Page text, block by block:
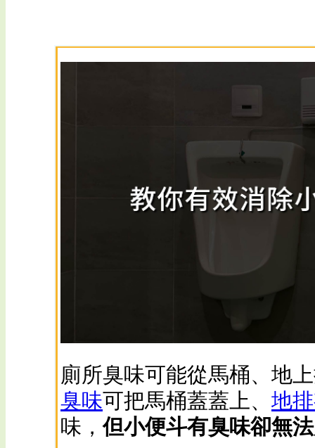
廁所臭味可能從馬桶、地
臭味可把馬桶蓋蓋上、 地
味，但小便斗有臭味卻無